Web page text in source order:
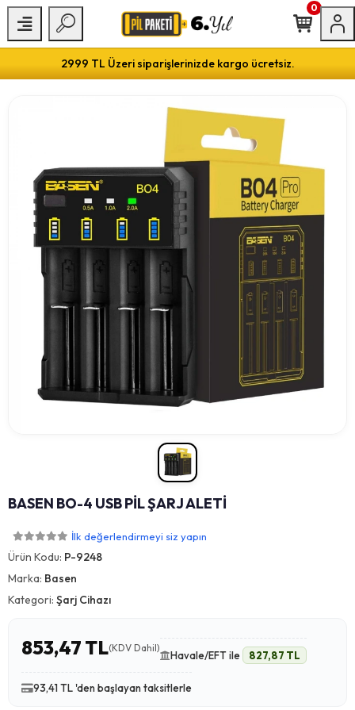
2999 TL Üzeri siparişlerinizde kargo ücretsiz.
0
BASEN BO-4 USB PİL ŞARJ ALETİ
İlk değerlendirmeyi siz yapın
Ürün Kodu: P-9248
Marka: Basen
Kategori: Şarj Cihazı
853,47 TL(KDV Dahil)
Havale/EFT ile 827,87 TL
93,41 TL 'den başlayan taksitlerle